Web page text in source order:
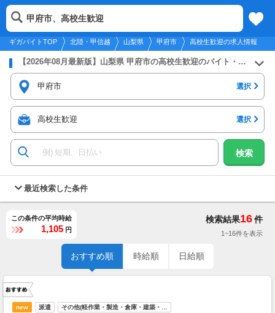
2026年8月9日更新
北陸・甲信越
メニュー
ギガバイトTOP 北陸・甲信越 山梨県 甲府市 高校生歓迎の求人情報
甲府市、高校生歓迎
【2026年08月最新版】山梨県 甲府市の高校生歓迎のバイト・アルバイト・パートの求人募集情報
甲府市 選択
高校生歓迎 選択
検索
最近検索した条件
この条件の平均時給
1,105 円
検索結果16件
1~16件を表示
おすすめ順 時給順 日給順
new 派遣 その他(軽作業・製造・倉庫・建築・…